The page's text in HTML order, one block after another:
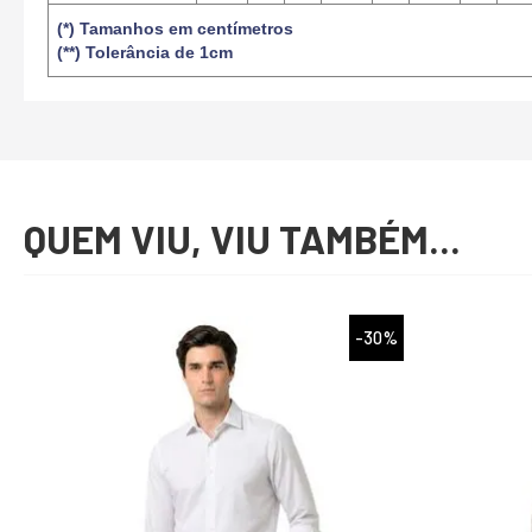
(*) Tamanhos em centímetros
(**) Tolerância de 1cm
QUEM VIU, VIU TAMBÉM...
-30%